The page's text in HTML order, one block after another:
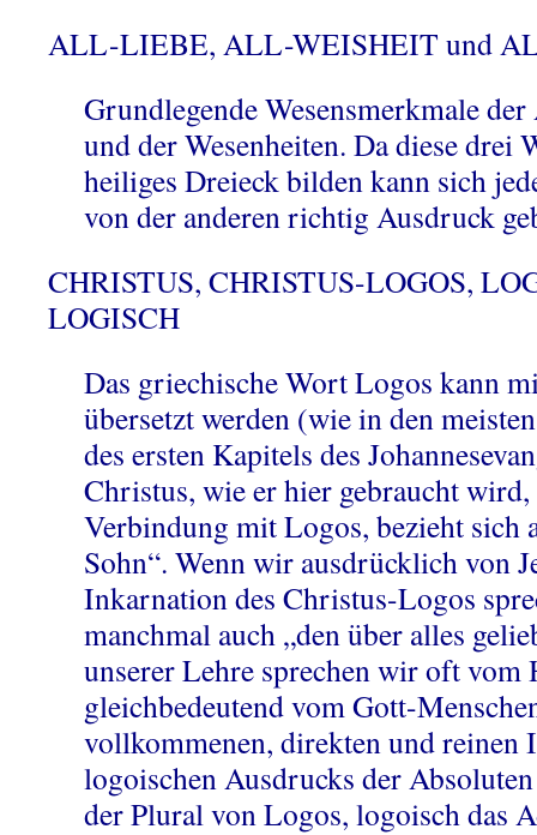
ALL-LIEBE, ALL-WEISHEIT und
Grundlegende Wesensmerkmale
und der Wesenheiten. Da diese drei
heiliges Dreieck bilden kann sich
von der anderen richtig Ausdruck
CHRISTUS, CHRISTUS-LOGOS,
LOGISCH
Das griechische Wort Logos kann
übersetzt werden (wie in den
des ersten Kapitels des
Christus, wie er hier gebraucht
Verbindung mit Logos, bezieht sich
Sohn“. Wenn wir ausdrücklich von
Inkarnation des Christus-Logos
manchmal auch „den über alles
unserer Lehre sprechen wir oft vom
gleichbedeutend vom Gott-
vollkommenen, direkten und reinen
logoischen Ausdrucks der
der Plural von Logos, logoisch das